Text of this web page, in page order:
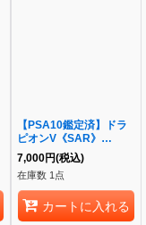
【PSA10鑑定済】ドラ
ピオンV《SAR》
{227/172}[その他]
7,000円(税込)
在庫数 1点
カートに入れる